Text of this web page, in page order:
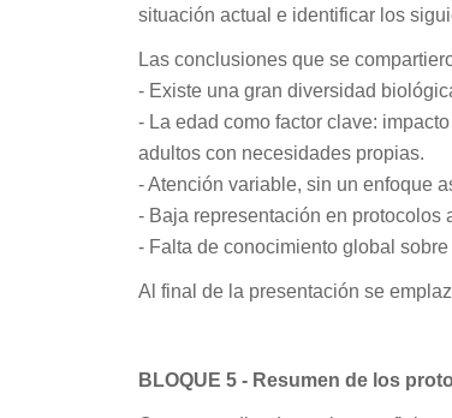
situación actual e identificar los
Las conclusiones que se
- Existe una gran diversidad
- La edad como factor clave:
adultos con necesidades propias.
- Atención variable, sin un enfoque
- Baja representación en protocolos
- Falta de conocimiento global
Al final de la presentación se
BLOQUE 5 - Resumen de los